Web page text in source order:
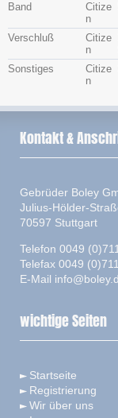
Band
Citize
n
Verschluß
Citize
n
Sonstiges
Citize
n
Kontakt &
Gebrüder Boley
Julius-Hölder-
70597 Stuttgart
Telefon 0049
Telefax 0049
E-Mail
wichtige Seiten
Startseite
Registrierung
Wir über uns